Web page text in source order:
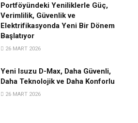
Portföyündeki Yeniliklerle Güç,
Verimlilik, Güvenlik ve
Elektrifikasyonda Yeni Bir Dönem
Başlatıyor
26 MART 2026
Yeni Isuzu D-Max, Daha Güvenli,
Daha Teknolojik ve Daha Konforlu
26 MART 2026